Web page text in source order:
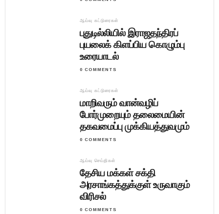
ஆய்வு கட்டுரைகள்
புதுடில்லியில் இராஜதந்திரப்
புயலைக் கிளப்பிய கொழும்பு
உரையாடல்
0 COMMENTS
ஆய்வு கட்டுரைகள்
மாறிவரும் வான்வழிப்
போர்முறையும் தலைமையின்
தகவமைப்பு முக்கியத்துவமும்
0 COMMENTS
ஆய்வு செய்திகள்
தேசிய மக்கள் சக்தி
அரசாங்கத்துக்குள் உருவாகும்
விரிசல்
0 COMMENTS